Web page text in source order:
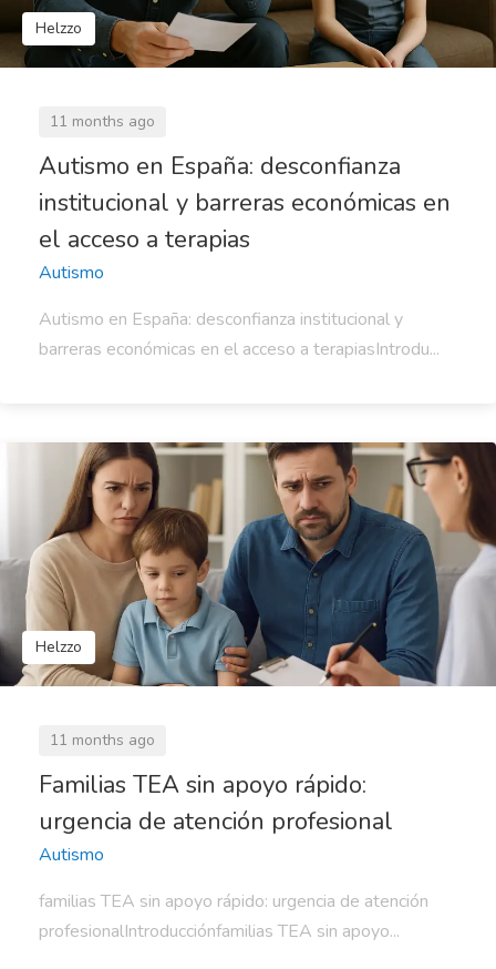
Helzzo
11 months ago
Autismo en España: desconfianza
institucional y barreras económicas en
el acceso a terapias
Autismo
Autismo en España: desconfianza institucional y
barreras económicas en el acceso a terapiasIntrodu...
Helzzo
11 months ago
Familias TEA sin apoyo rápido:
urgencia de atención profesional
Autismo
familias TEA sin apoyo rápido: urgencia de atención
profesionalIntroducciónfamilias TEA sin apoyo...